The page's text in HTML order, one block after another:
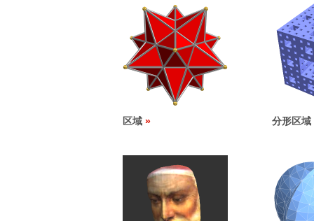
区域 分形区域